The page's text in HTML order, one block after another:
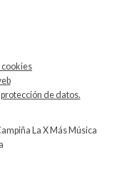
cookies
de datos.
La X Más Música